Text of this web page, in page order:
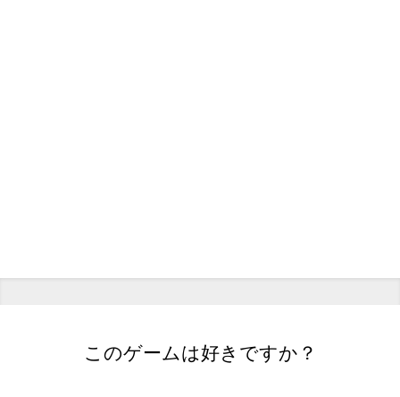
このゲームは好きですか？